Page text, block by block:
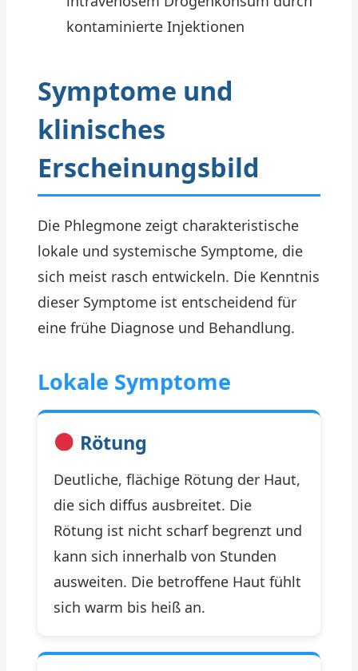
kontaminierte Injektionen
Symptome und
klinisches
Erscheinungsbild
Die Phlegmone zeigt charakteristische
lokale und systemische Symptome, die
sich meist rasch entwickeln. Die Kenntnis
dieser Symptome ist entscheidend für
eine frühe Diagnose und Behandlung.
Lokale Symptome
Rötung
Deutliche, flächige Rötung der Haut,
die sich diffus ausbreitet. Die
Rötung ist nicht scharf begrenzt und
kann sich innerhalb von Stunden
ausweiten. Die betroffene Haut fühlt
sich warm bis heiß an.